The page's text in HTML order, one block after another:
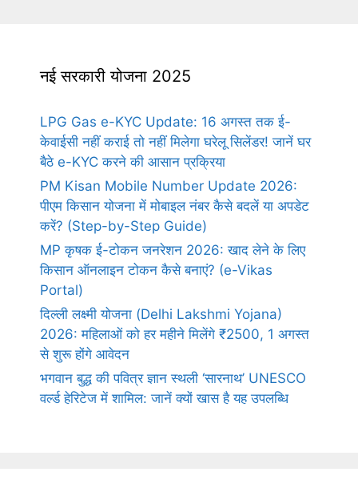
नई सरकारी योजना 2025
LPG Gas e-KYC Update: 16 अगस्त तक ई-
केवाईसी नहीं कराई तो नहीं मिलेगा घरेलू सिलेंडर! जानें घर
बैठे e-KYC करने की आसान प्रक्रिया
PM Kisan Mobile Number Update 2026:
पीएम किसान योजना में मोबाइल नंबर कैसे बदलें या अपडेट
करें? (Step-by-Step Guide)
MP कृषक ई-टोकन जनरेशन 2026: खाद लेने के लिए
किसान ऑनलाइन टोकन कैसे बनाएं? (e-Vikas
Portal)
दिल्ली लक्ष्मी योजना (Delhi Lakshmi Yojana)
2026: महिलाओं को हर महीने मिलेंगे ₹2500, 1 अगस्त
से शुरू होंगे आवेदन
भगवान बुद्ध की पवित्र ज्ञान स्थली ‘सारनाथ’ UNESCO
वर्ल्ड हेरिटेज में शामिल: जानें क्यों खास है यह उपलब्धि